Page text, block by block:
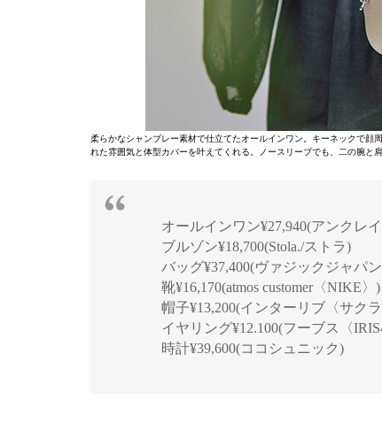
柔らかなシャンブレー素材で仕立てたオールインワン。キーネックで顔
れた雰囲気と体型カバーを叶えてくれる。ノースリーブでも、二の腕
オールインワン¥27,940(アンク
ブルゾン¥18,700(Stola./ストラ)
バッグ¥37,400(ヴァジックジャパ
靴¥16,170(atmos customer〈NIKE
帽子¥13,200(インターリブ〈サク
イヤリング¥12.100(フーブス〈
時計¥39,600(ココシュニック)